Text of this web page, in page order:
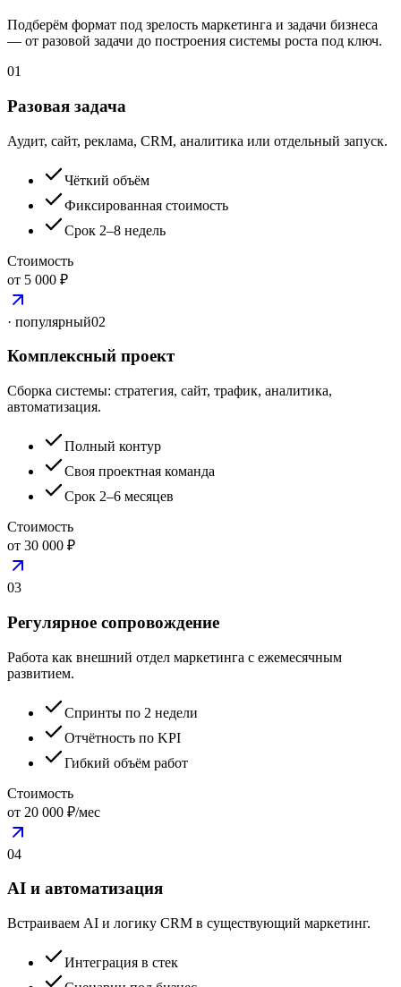
Подберём формат под зрелость маркетинга и задачи бизнеса
— от разовой задачи до построения системы роста под ключ.
01
Разовая задача
Аудит, сайт, реклама, CRM, аналитика или отдельный запуск.
Чёткий объём
Фиксированная стоимость
Срок 2–8 недель
Стоимость
от 5 000 ₽
· популярный02
Комплексный проект
Сборка системы: стратегия, сайт, трафик, аналитика,
автоматизация.
Полный контур
Своя проектная команда
Срок 2–6 месяцев
Стоимость
от 30 000 ₽
03
Регулярное сопровождение
Работа как внешний отдел маркетинга с ежемесячным
развитием.
Спринты по 2 недели
Отчётность по KPI
Гибкий объём работ
Стоимость
от 20 000 ₽/мес
04
AI и автоматизация
Встраиваем AI и логику CRM в существующий маркетинг.
Интеграция в стек